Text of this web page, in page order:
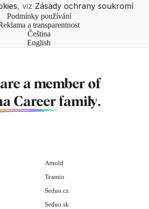
, viz Zásady ochrany soukromí
Podmínky používání
a transparentnost
Čeština
English
a member of
Career family.
Arnold
Teamio
Seduo.cz
Seduo.sk